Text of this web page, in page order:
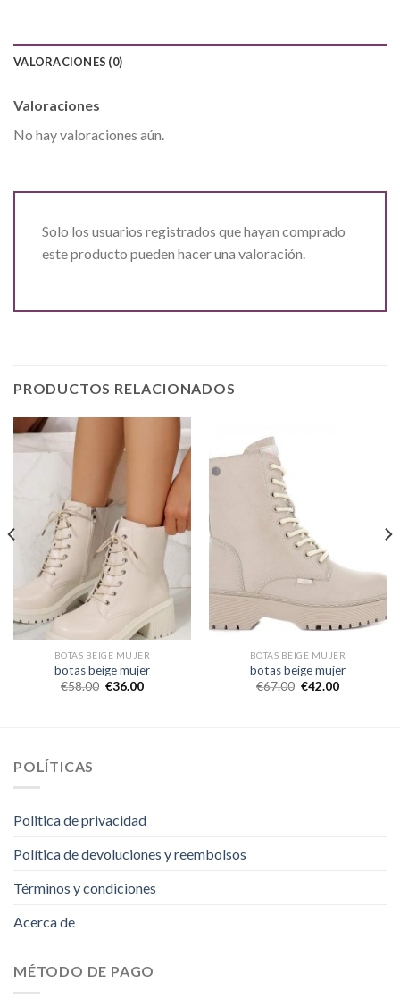
VALORACIONES (0)
Valoraciones
No hay valoraciones aún.
Solo los usuarios registrados que hayan comprado
este producto pueden hacer una valoración.
PRODUCTOS RELACIONADOS
BOTAS BEIGE MUJER
botas beige mujer
€58.00 €36.00
BOTAS BEIGE MUJER
botas beige mujer
€67.00 €42.00
POLÍTICAS
Politica de privacidad
Política de devoluciones y reembolsos
Términos y condiciones
Acerca de
MÉTODO DE PAGO